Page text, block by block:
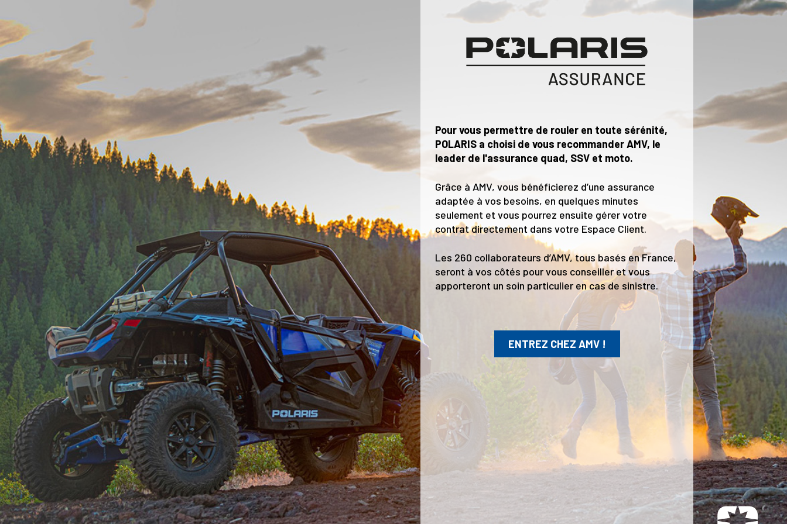
Pour vous permettre de rouler en toute sérénité,
POLARIS a choisi de vous recommander AMV, le
leader de l'assurance quad, SSV et moto.
Grâce à AMV, vous bénéficierez d’une assurance
adaptée à vos besoins, en quelques minutes
seulement et vous pourrez ensuite gérer votre
contrat directement dans votre Espace Client.
Les 260 collaborateurs d’AMV, tous basés en France,
seront à vos côtés pour vous conseiller et vous
apporteront un soin particulier en cas de sinistre.
ENTREZ CHEZ AMV !